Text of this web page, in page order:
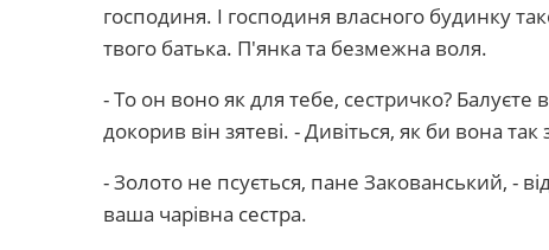
господиня. І господиня власного будинку
твого батька. П'янка та безмежна воля.
- То он воно як для тебе, сестричко? Балуєте
докорив він зятеві. - Дивіться, як би вона так
- Золото не псується, пане Закованський, -
ваша чарівна сестра.